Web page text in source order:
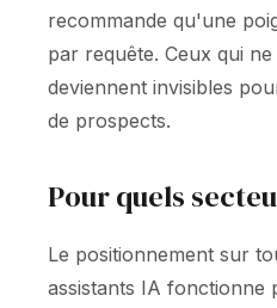
recommande qu'une
par requête. Ceux qui
deviennent invisibles
de prospects.
Pour quels
Le positionnement sur
assistants IA fonctionne